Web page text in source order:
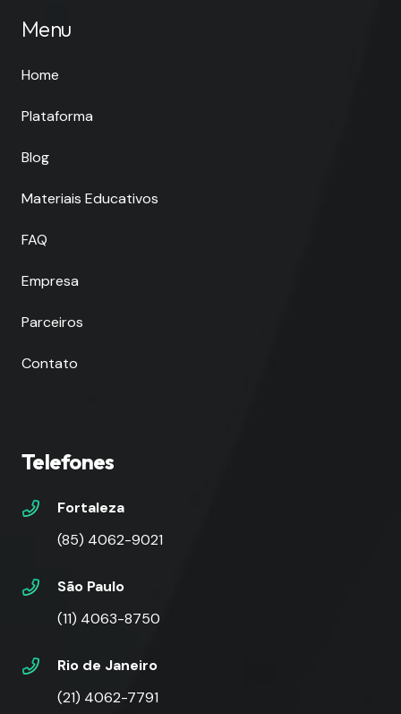
Menu
Home
Plataforma
Blog
Materiais Educativos
FAQ
Empresa
Parceiros
Contato
Telefones
Fortaleza
(85) 4062-9021
São Paulo
(11) 4063-8750
Rio de Janeiro
(21) 4062-7791